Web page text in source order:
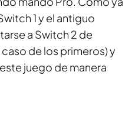
1 y el antiguo
a Switch 2 de
de los primeros) y
juego de manera